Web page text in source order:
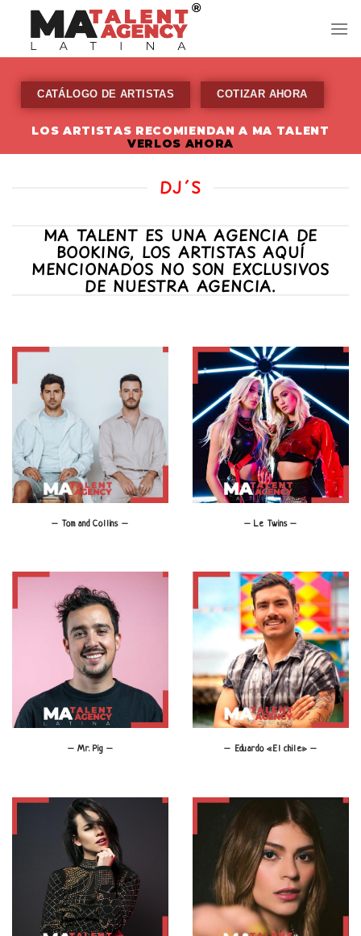
content
CATÁLOGO DE ARTISTAS COTIZAR AHORA
LOS ARTISTAS RECOMIENDAN A MA TALENT
VERLOS AHORA
DJ´S
MA TALENT ES UNA AGENCIA DE
BOOKING, LOS ARTISTAS AQUÍ
MENCIONADOS NO SON EXCLUSIVOS
DE NUESTRA AGENCIA.
– Tom and Collins – – Le Twins –
– Mr. Pig – – Eduardo «El chile» –